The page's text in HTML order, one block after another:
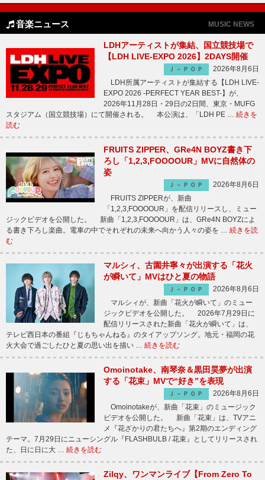
音楽ニュース MUSIC NEWS
LDHアーティストが集結、国立競技場で
【LDH LIVE-EXPO 2026】2DAYS開催
Ｊ－ＰＯＰ
2026年8月6日
LDH所属アーティストが集結する【LDH LIVE-
EXPO 2026 -PERFECT YEAR BEST-】が、
2026年11月28日・29日の2日間、東京・MUFG
スタジアム（国立競技場）にて開催される。 本公演は、「LDH PE … 続きを
読む
FRUITS ZIPPER、GRe4N BOYZ書き下
ろし「1,2,3,FOOOOUR」MVに自然体の
姿
Ｊ－ＰＯＰ
2026年8月6日
FRUITS ZIPPERが、新曲
「1,2,3,FOOOOUR」を配信リリースし、ミュー
ジックビデオを公開した。 新曲「1,2,3,FOOOOUR」は、GRe4N BOYZによ
る書き下ろし楽曲。電車の中でそれぞれの未来へ向かう人々の姿を … 続きを読
む
マルシィ、古園井寧々が出演する「花火
が瞬いて」MVはひと夏の物語
Ｊ－ＰＯＰ
2026年8月6日
マルシィが、新曲「花火が瞬いて」のミュー
ジックビデオを公開した。 2026年7月29日に
配信リリースされた新曲「花火が瞬いて」は、
テレビ西日本の番組『じもちゃんねる』のタイアップソング。地元・福岡の花
火大会で過ごしたひと夏の思い出を描い … 続きを読む
Omoinotake、南琴奈＆黒田昊夢が出演
する「花束」MVで“好き”を表現
Ｊ－ＰＯＰ
2026年8月6日
Omoinotakeが、新曲「花束」のミュージック
ビデオを公開した。 新曲「花束」は、TVアニ
メ『花ざかりの君たちへ』第2期のエンディング
テーマ。7月29日にニューシングル『FLASHBULB / 花束』としてリリースされ
た、日に日に大 … 続きを読む
Zilqy、ワンマンライブ【From Zero To